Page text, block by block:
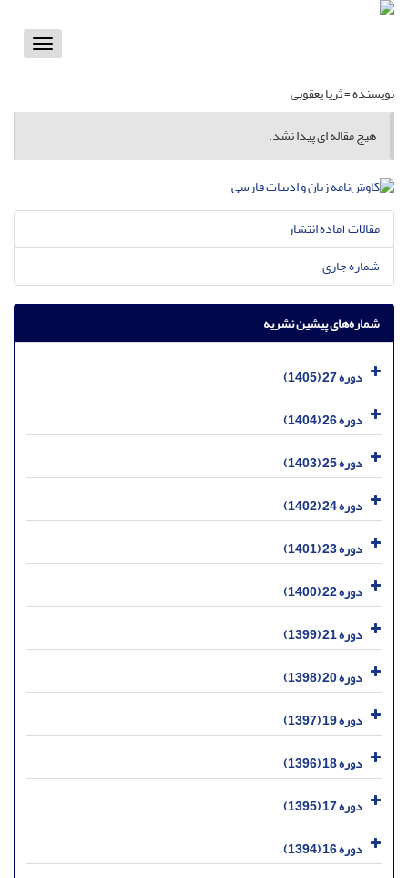
Toggle
نویسنده =ثریا یعقوبی
هیچ مقاله ای پیدا نشد.
مقالات آماده انتشار
شماره جاری
شماره‌های پیشین نشریه
دوره 27 (1405)
دوره 26 (1404)
دوره 25 (1403)
دوره 24 (1402)
دوره 23 (1401)
دوره 22 (1400)
دوره 21 (1399)
دوره 20 (1398)
دوره 19 (1397)
دوره 18 (1396)
دوره 17 (1395)
دوره 16 (1394)